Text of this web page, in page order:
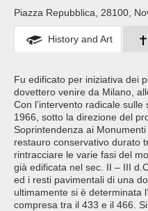
Piazza Repubblica, 28100,
History and Art
Fu edificato per iniziativa dei
dovettero venire da Milano,
Con l’intervento radicale
1966, sotto la direzione del
Soprintendenza ai
restauro conservativo durato
rintracciare le varie fasi del
già edificata nel sec. II – III
ed i resti pavimentali di una
ultimamente si è determinata
compresa tra il 433 e il 466.